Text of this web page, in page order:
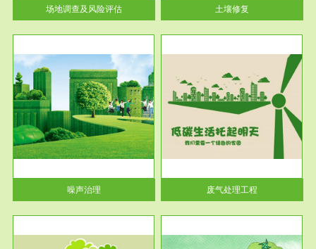
场地调查及风险评估 土壤修复
噪声治理
服务范围
废气处理工程
废气处理工程